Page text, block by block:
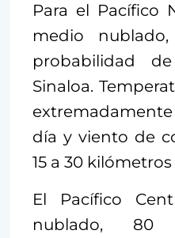
Para el Pacífico
medio
probabilidad
Sinaloa.
día y viento de
15 a 30
El Pacífico
nublado,